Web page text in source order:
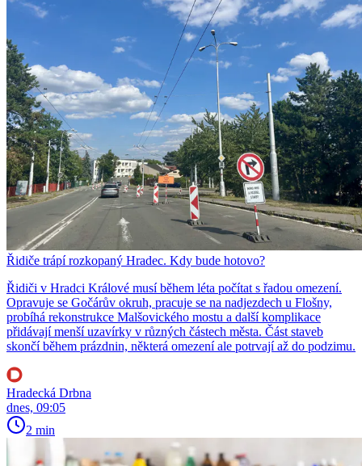
Řidiče trápí rozkopaný Hradec. Kdy bude hotovo?
Řidiči v Hradci Králové musí během léta počítat s řadou omezení.
Opravuje se Gočárův okruh, pracuje se na nadjezdech u Flošny,
probíhá rekonstrukce Malšovického mostu a další komplikace
přidávají menší uzavírky v různých částech města. Část staveb
skončí během prázdnin, některá omezení ale potrvají až do podzimu.
Hradecká Drbna
dnes, 09:05
2 min